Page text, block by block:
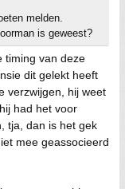
melden.
is geweest?
timing van deze
dit gelekt heeft
verzwijgen, hij weet
had het voor
tja, dan is het gek
mee geassocieerd